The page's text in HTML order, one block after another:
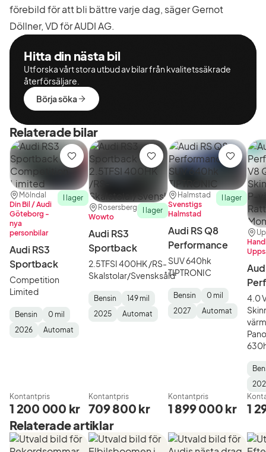
förebild för att bli bättre varje dag, säger Gernot
Döllner, VD för AUDI AG.
Hitta din nästa bil
Utforska vårt stora utbud av bilar från kvalitetssäkrade
återförsäljare.
Börja söka
Relaterade bilar
Plats:
Mölndal
Återförsäljare:
Din Bil / Audi
Göteborg -
nya
personbilar
I lager
Audi RS3
Sportback
Competition
Limited
Fuel
Bensin
Mätarställning:
0 mil
Model
2026
GearboxAutomat
Kontantpris
1 200 000 kr
Spara
Plats:
Rosersberg
Återförsäljare:
Wowto
I lager
Audi RS3
Sportback
2.5TFSI 400HK /RS-
Skalstolar/Svensksåld
Fuel
Bensin
Mätarställning:
149 mil
Model
2025
GearboxAutomat
Kontantpris
709 800 kr
Spara
Plats:Halmstad
Återförsäljare:
Svenstigs
Halmstad
I lager
Audi RS Q8
Performance
SUV 640hk
TIPTRONIC
Fuel
Bensin
Mätarställning:
0 mil
Model
2027
GearboxAutomat
Kontantpris
1 899 000 kr
Spara
4.0
Fuel
Year
1
Relaterade artiklar